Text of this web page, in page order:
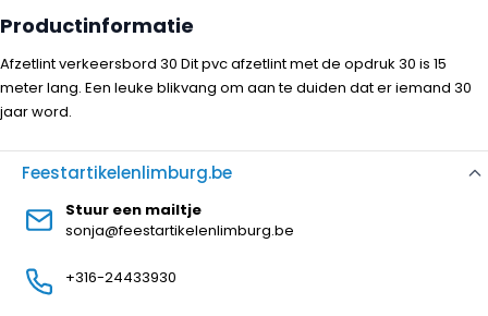
Productinformatie
Afzetlint verkeersbord 30 Dit pvc afzetlint met de opdruk 30 is 15
meter lang. Een leuke blikvang om aan te duiden dat er iemand 30
jaar word.
Feestartikelenlimburg.be
Stuur een mailtje
sonja@feestartikelenlimburg.be
+316-24433930